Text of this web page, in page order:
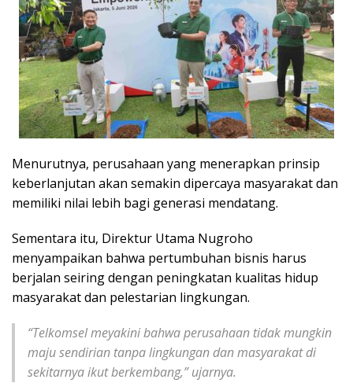
Menurutnya, perusahaan yang menerapkan prinsip
keberlanjutan akan semakin dipercaya masyarakat dan
memiliki nilai lebih bagi generasi mendatang.
Sementara itu, Direktur Utama Nugroho
menyampaikan bahwa pertumbuhan bisnis harus
berjalan seiring dengan peningkatan kualitas hidup
masyarakat dan pelestarian lingkungan.
“Telkomsel meyakini bahwa perusahaan tidak mungkin
maju sendirian tanpa lingkungan dan masyarakat di
sekitarnya ikut berkembang,” ujarnya.